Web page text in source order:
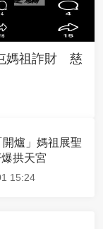
媽祖詐財 慈
開爐」媽祖展聖
拱天宮
15:24